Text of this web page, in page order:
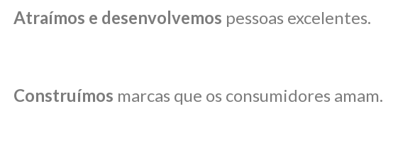
Atraímos e desenvolvemos pessoas excelentes.
Construímos marcas que os consumidores amam.